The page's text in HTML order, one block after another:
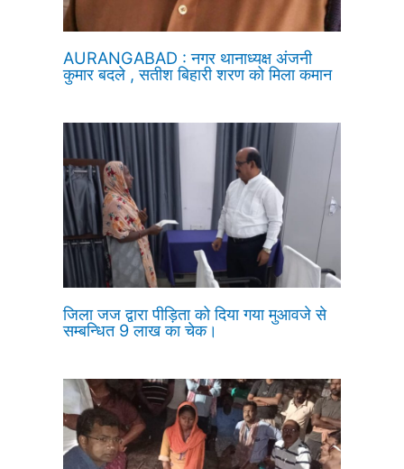
AURANGABAD : नगर थानाध्यक्ष अंजनी
कुमार बदले , सतीश बिहारी शरण को मिला कमान
जिला जज द्वारा पीड़िता को दिया गया मुआवजे से
सम्बन्धित 9 लाख का चेक।